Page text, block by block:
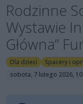
Rodzinne
Wystawie
Główna”
Dla dzieci Spacery i
sobota, 7 lutego 2026,